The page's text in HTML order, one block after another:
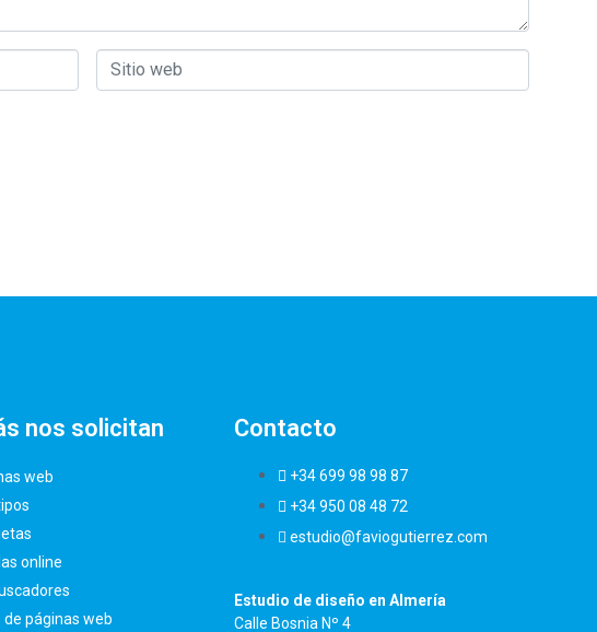
Sitio web
nos solicitan
web
online
páginas web
Contacto
+34 699 98 98 87
+34 950 08 48 72
estudio@faviogutierrez.com
Estudio de diseño en Almería
Calle Bosnia Nº 4